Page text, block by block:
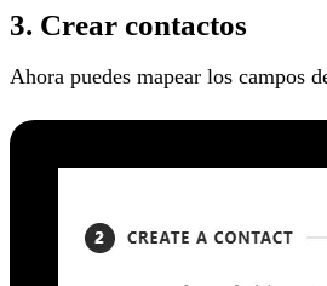
3. Crear contactos
Ahora puedes mapear los campos